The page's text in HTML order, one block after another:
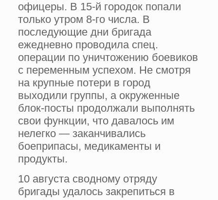
офицеры. В 15-й городок попали
только утром 8-го числа. В
последующие дни бригада
ежедневно проводила спец.
операции по уничтожению боевиков
с переменным успехом. Не смотря
на крупные потери в город
выходили группы, а окруженные
блок-посты продолжали выполнять
свои функции, что давалось им
нелегко — заканчивались
боеприпасы, медикаменты и
продукты.
10 августа сводному отряду
бригады удалось закрепиться в